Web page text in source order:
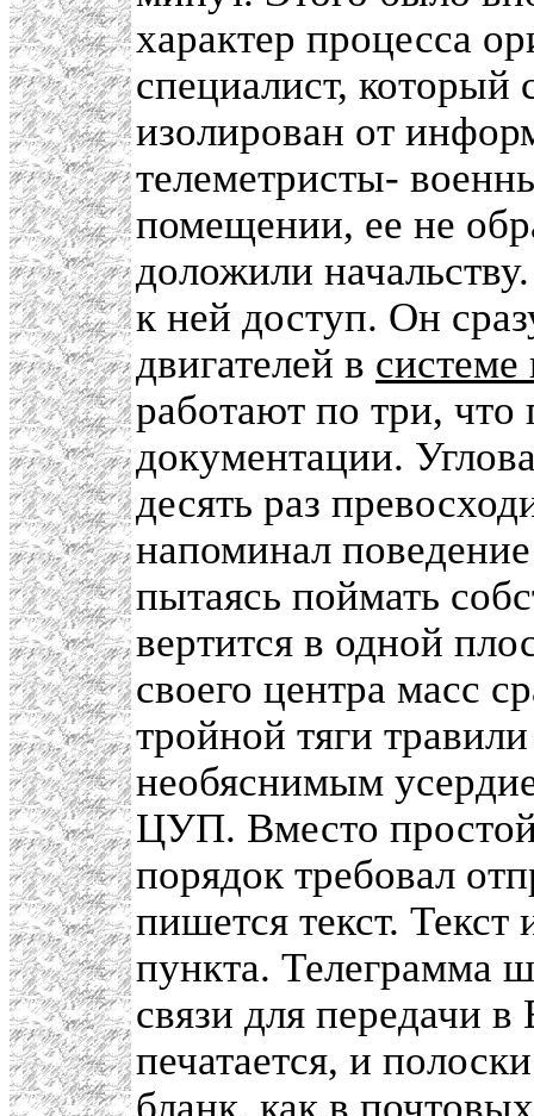
характер процесса
специалист, который
изолирован от
телеметристы-
помещении, ее не
доложили
к ней доступ. Он
двигателей в системе
работают по три,
документации.
десять раз
напоминал
пытаясь поймать
вертится в одной
своего центра масс
тройной тяги
необяснимым
ЦУП. Вместо простой
порядок требовал
пишется текст. Текст
пункта. Телеграмма
связи для передачи
печатается, и